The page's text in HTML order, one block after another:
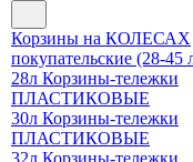
Корзины на КОЛЕСАХ
покупательские (28-45
28л Корзины-тележки
ПЛАСТИКОВЫЕ
30л Корзины-тележки
ПЛАСТИКОВЫЕ
32л Корзины-тележки